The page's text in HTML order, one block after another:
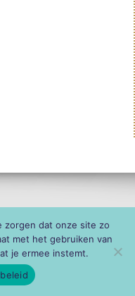
zorgen dat onze site zo
met het gebruiken van
je ermee instemt.